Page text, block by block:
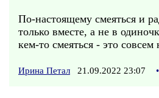
По-настоящему смеяться и
только вместе, а не в
кем-то смеяться - это совсем
Ирина Петал 21.09.2022 23:07 •